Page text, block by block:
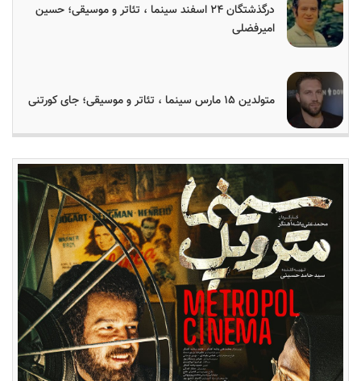
درگذشتگان ۲۴ اسفند سینما ، تئاتر و موسیقی؛ حسین
امیرفضلی
متولدین ۱۵ مارس سینما ، تئاتر و موسیقی؛ جای کورتنی